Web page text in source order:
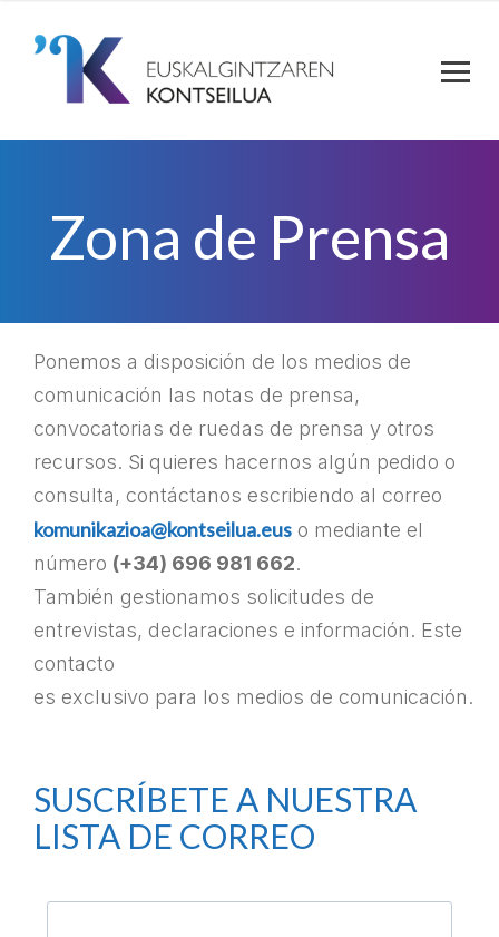
Zona de Prensa
Ponemos a disposición de los medios de
comunicación las notas de prensa,
convocatorias de ruedas de prensa y otros
recursos. Si quieres hacernos algún pedido o
consulta, contáctanos escribiendo al correo
komunikazioa@kontseilua.eus o mediante el
número (+34) 696 981 662.
También gestionamos solicitudes de
entrevistas, declaraciones e información. Este
contacto
es exclusivo para los medios de comunicación.
SUSCRÍBETE A NUESTRA
LISTA DE CORREO